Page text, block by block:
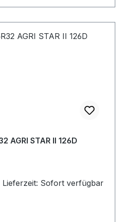
AGRI STAR II 126D
Sofort verfügbar